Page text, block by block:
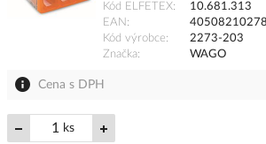
Kód ELFETEX
10.681.313
EAN
Kód výrobce
2273-203
Značka
WAGO
Cena s DPH
ks